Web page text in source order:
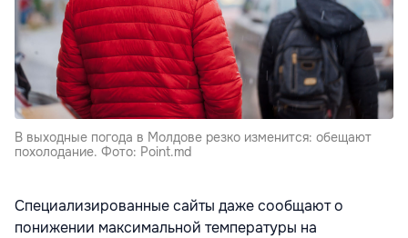
В выходные погода в Молдове резко изменится: обещают
похолодание. Фото: Point.md
Специализированные сайты даже сообщают о
понижении максимальной температуры на